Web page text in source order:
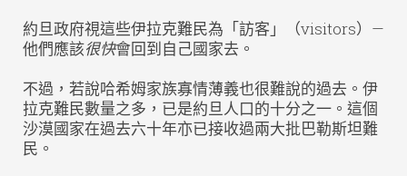
約旦政府視這些伊拉克難民為「訪客」（visitors）—
他們應該很快會回到自己國家去。
不過，若說哈希姆家族寡情薄義也很難說的過去。伊
拉克難民數量之多，已是約旦人口的十分之一。這個
沙漠國家在過去六十年亦已接收過兩大批巴勒斯坦難
民。